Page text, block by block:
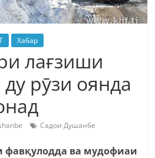
Хабар
лағзиши
рӯзи оянда
Садои Душанбе
фавқулодда ва мудофиаи